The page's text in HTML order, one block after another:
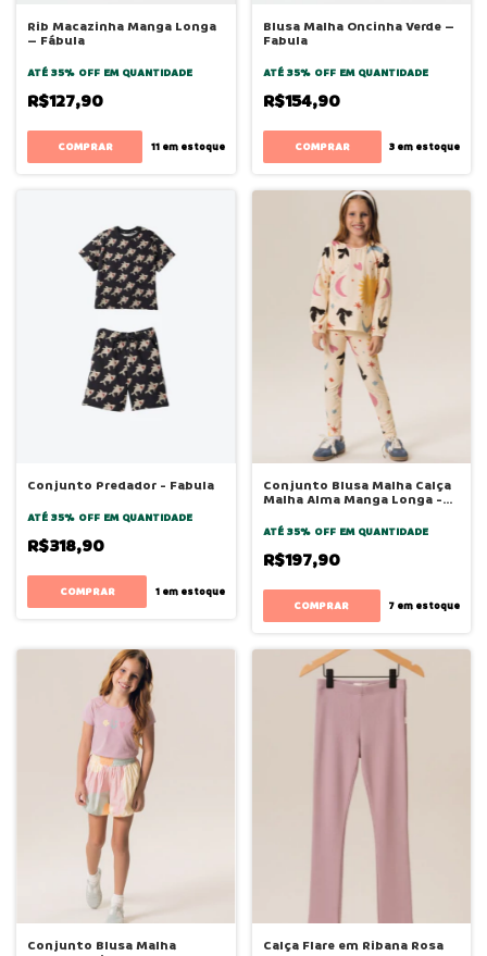
Rib Macazinha Manga Longa
– Fábula
ATÉ 35% OFF EM QUANTIDADE
R$127,90
COMPRAR 11em estoque
Blusa Malha Oncinha Verde –
Fabula
ATÉ 35% OFF EM QUANTIDADE
R$154,90
COMPRAR 3 em estoque
Conjunto Predador - Fabula
ATÉ 35% OFF EM QUANTIDADE
R$318,90
COMPRAR 1em estoque
Conjunto Blusa Malha Calça
Malha Alma Manga Longa -
ATÉ 35% OFF EM QUANTIDADE
R$197,90
COMPRAR 7 em estoque
Conjunto Blusa Malha Calça Flare em Ribana Rosa